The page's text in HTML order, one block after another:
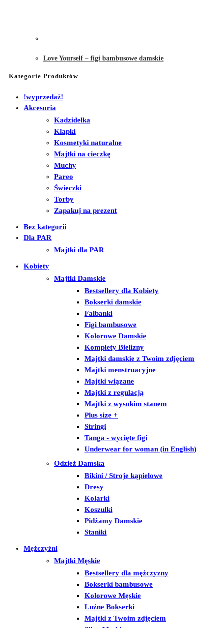
Love Yourself – figi bambusowe damskie
Kategorie Produktów
!wyprzedaż!
Akcesoria
Kadzidełka
Klapki
Kosmetyki naturalne
Majtki na cieczkę
Muchy
Pareo
Świeczki
Torby
Zapakuj na prezent
Bez kategorii
Dla PAR
Majtki dla PAR
Kobiety
Majtki Damskie
Bestsellery dla Kobiety
Bokserki damskie
Falbanki
Figi bambusowe
Kolorowe Damskie
Komplety Bielizny
Majtki damskie z Twoim zdjęciem
Majtki menstruacyjne
Majtki wiązane
Majtki z regulacją
Majtki z wysokim stanem
Plus size +
Stringi
Tanga - wycięte figi
Underwear for woman (in English)
Odzież Damska
Bikini / Stroje kąpielowe
Dresy
Kolarki
Koszulki
Pidżamy Damskie
Staniki
Mężczyźni
Majtki Męskie
Bestsellery dla mężczyzny
Bokserki bambusowe
Kolorowe Męskie
Luźne Bokserki
Majtki z Twoim zdjęciem